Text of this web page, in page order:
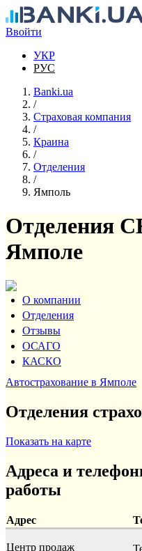
Перейти к основному
Ввойти
УКР
РУС
Banki.ua
/
Страховая компания
/
Краина
/
Отделения
/
Ямполь
Отделения
Ямполе
О компании
Отделения
Отзывы
ОСАГО
КАСКО
Автострахование в Ямполе
Отделения
Показать на карте
Адреса и
работы
Адрес
Центр продаж